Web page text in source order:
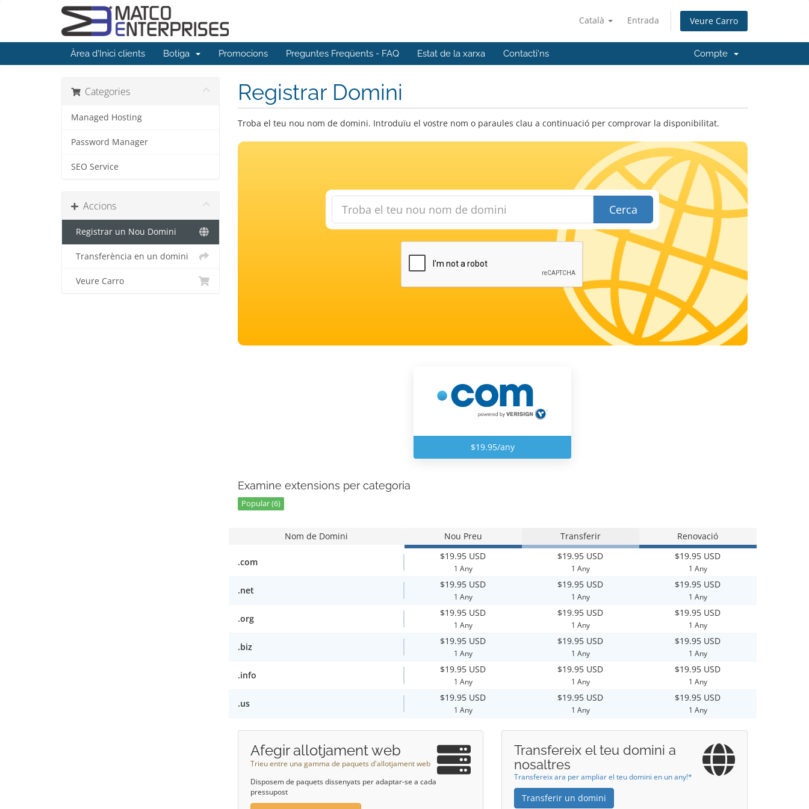
Català Entrada Veure Carro
Àrea d'Inici clients Botiga Promocions Preguntes Freqüents - FAQ Estat de la xarxa Contacti'ns Compte
Categories
Managed Hosting
Password Manager
SEO Service
Accions
Registrar un Nou Domini
Transferència en un domini
Veure Carro
Registrar Domini
Troba el teu nou nom de domini. Introduïu el vostre nom o paraules clau a continuació per comprovar la disponibilitat.
Cerca
$19.95/any
Examine extensions per categoria
Popular (6)
Nom de Domini Nou Preu Transferir Renovació
.com
$19.95 USD
1 Any
$19.95 USD
1 Any
$19.95 USD
1 Any
.net
$19.95 USD
1 Any
$19.95 USD
1 Any
$19.95 USD
1 Any
.org
$19.95 USD
1 Any
$19.95 USD
1 Any
$19.95 USD
1 Any
.biz
$19.95 USD
1 Any
$19.95 USD
1 Any
$19.95 USD
1 Any
.info
$19.95 USD
1 Any
$19.95 USD
1 Any
$19.95 USD
1 Any
.us
$19.95 USD
1 Any
$19.95 USD
1 Any
$19.95 USD
1 Any
Afegir allotjament web
Trieu entre una gamma de paquets d'allotjament web
Disposem de paquets dissenyats per adaptar-se a cada
pressupost
Transfereix el teu domini a
nosaltres
Transfereix ara per ampliar el teu domini en un any!*
Transferir un domini